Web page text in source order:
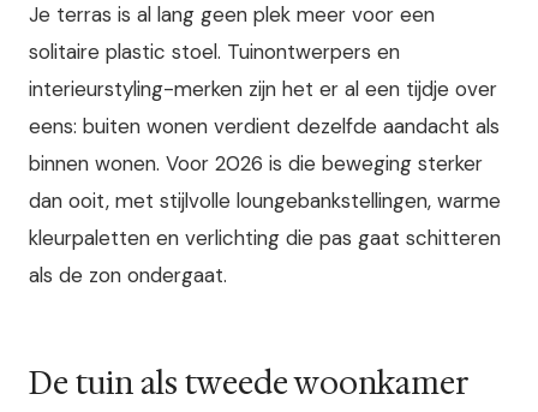
Je terras is al lang geen plek meer voor een
solitaire plastic stoel. Tuinontwerpers en
interieurstyling-merken zijn het er al een tijdje over
eens: buiten wonen verdient dezelfde aandacht als
binnen wonen. Voor 2026 is die beweging sterker
dan ooit, met stijlvolle loungebankstellingen, warme
kleurpaletten en verlichting die pas gaat schitteren
als de zon ondergaat.
De tuin als tweede woonkamer